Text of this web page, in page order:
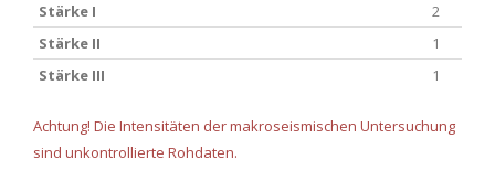
Stärke I
2
Stärke II
1
Stärke III
1
Achtung! Die Intensitäten der makroseismischen Untersuchung
sind unkontrollierte Rohdaten.